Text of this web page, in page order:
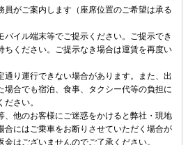
員がご案内します（座席位置のご希望は承る
バイル端末等でご提示ください。ご提示でき
ちください。ご提示なき場合は運賃を再度い
通り運行できない場合があります。また、出
場合でも宿泊、食事、タクシー代等の負担に
さい。
、他のお客様にご迷惑をかけると弊社・現地
合にはご乗車をお断りさせていただく場合が
はございませんのでご了承ください。